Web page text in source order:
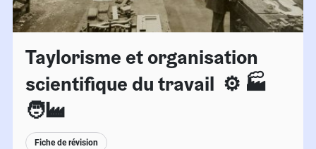
Taylorisme et organisation
scientifique du travail ⚙️ 🏭
🧑‍🏭
Fiche de révision